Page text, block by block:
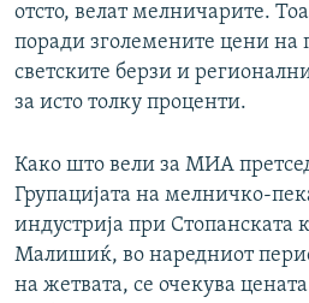
отсто, велат мелничарите.
поради зголемените цени на
светските берзи и
за исто толку проценти.
Како што вели за МИА
Групацијата на мелничко-
индустрија при Стопанската
Малишиќ, во наредниот
на жетвата, се очекува